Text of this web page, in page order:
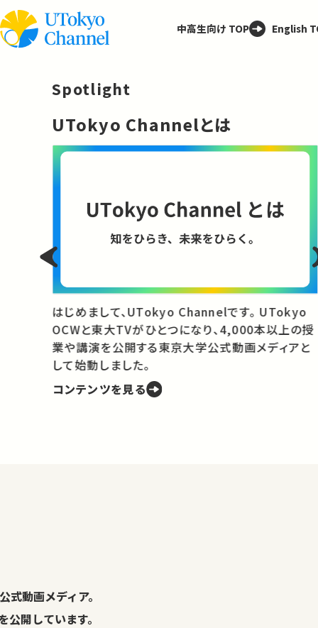
中高生向け TOP English
Spotlight
UTokyo Channelとは
はじめまして、UTokyo Channelです。 UTokyo
OCWと東大TVがひとつになり、4,000本以上の授
業や講演を公開する東京大学公式動画メディアと
して始動しました。
コンテンツを見る
式動画メディア。
開しています。